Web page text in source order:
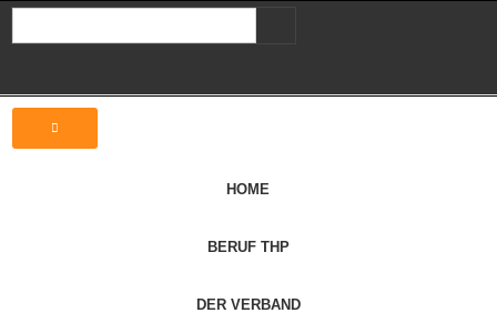
HOME
BERUF THP
DER VERBAND